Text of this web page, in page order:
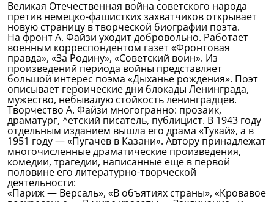
Великая Отечественная война советского народа
претив немецко-фашистких захватчиков открывает
новую страницу в творческой биографии поэта.
На фронт А. Файзи уходит добровольно. Работает
военным корреспондентом газет «Фронтовая
правда», «За Родину», «Советский воин». Из
произведений периода войны представляет
большой интерес поэма «Дыханье рождения». Поэт
описывает героические дни блокады Ленинграда,
мужество, небывалую стойкость ленинградцев.
Творчество А. Файзи многогранно: прозаик,
драматург, ^етский писатель, публицист. В 1943 году
отдельным изданием вышла его драма «Тукай», а в
1951 году — «Пугачев в Казани». Автору принадлежат
многочисленные драматические произведения,
комедии, трагедии, написанные еще в первой
половине его литературно-творческой
деятельности:
«Париж — Версаль», «В объятиях страны», «Кровавое